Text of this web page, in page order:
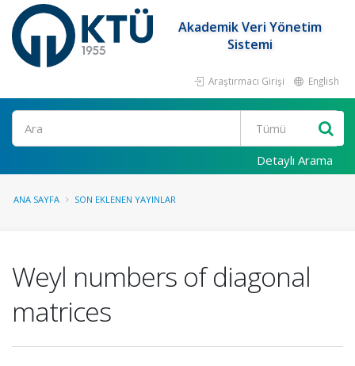
Akademik Veri Yönetim
Sistemi
Araştırmacı Girişi English
Ara
Detaylı Arama
ANA SAYFA SON EKLENEN YAYINLAR
Weyl numbers of diagonal
matrices